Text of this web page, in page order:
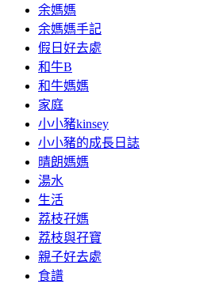
余媽媽
余媽媽手記
假日好去處
和牛B
和牛媽媽
家庭
小小豬kinsey
小小豬的成長日誌
晴朗媽媽
湯水
生活
荔枝孖媽
荔枝與孖寶
親子好去處
食譜